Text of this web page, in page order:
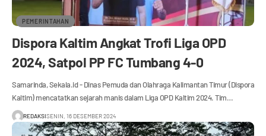
PEMERINTAHAN
Dispora Kaltim Angkat Trofi Liga OPD
2024, Satpol PP FC Tumbang 4-0
Samarinda, Sekala.id - Dinas Pemuda dan Olahraga Kalimantan Timur (Dispora
Kaltim) mencatatkan sejarah manis dalam Liga OPD Kaltim 2024. Tim…
REDAKSISENIN, 16 DESEMBER 2024